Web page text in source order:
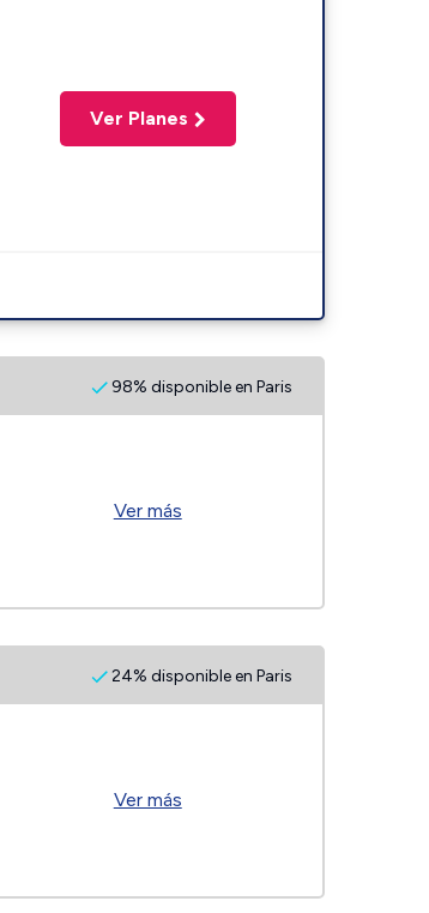
Ver Planes
98% disponible en Paris
Ver más
24% disponible en Paris
Ver más